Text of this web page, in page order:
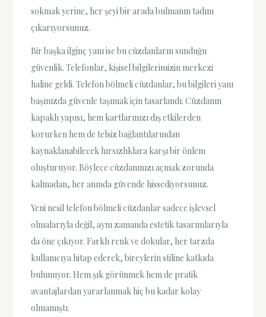
sokmak yerine, her şeyi bir arada bulmanın tadını
çıkarıyorsunuz.
Bir başka ilginç yanı ise bu cüzdanların sunduğu
güvenlik. Telefonlar, kişisel bilgilerimizin merkezi
haline geldi. Telefon bölmeli cüzdanlar, bu bilgileri yanı
başınızda güvenle taşımak için tasarlandı. Cüzdanın
kapaklı yapısı, hem kartlarınızı dış etkilerden
korurken hem de telsiz bağlantılarından
kaynaklanabilecek hırsızlıklara karşı bir önlem
oluşturuyor. Böylece cüzdanınızı açmak zorunda
kalmadan, her anında güvende hissediyorsunuz.
Yeni nesil telefon bölmeli cüzdanlar sadece işlevsel
olmalarıyla değil, aynı zamanda estetik tasarımlarıyla
da öne çıkıyor. Farklı renk ve dokular, her tarzda
kullanıcıya hitap ederek, bireylerin stiline katkıda
bulunuyor. Hem şık görünmek hem de pratik
avantajlardan yararlanmak hiç bu kadar kolay
olmamıştı.